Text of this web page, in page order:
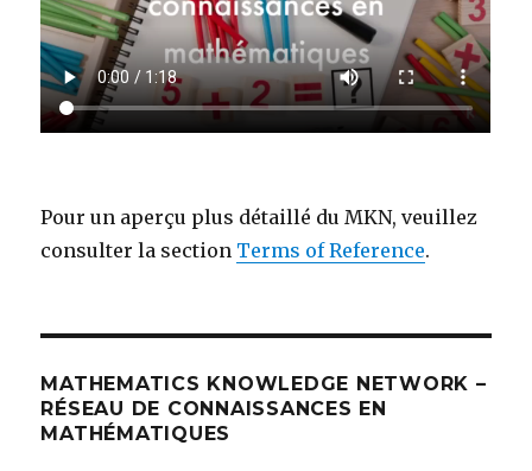
Pour un aperçu plus détaillé du MKN, veuillez
consulter la section Terms of Reference.
MATHEMATICS KNOWLEDGE NETWORK –
RÉSEAU DE CONNAISSANCES EN
MATHÉMATIQUES